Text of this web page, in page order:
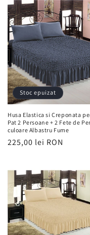
ț
i
e
:
Stoc epuizat
Husa Elastica si Creponata
Pat 2 Persoane + 2 Fete de
culoare Albastru Fume
Preț
225,00 lei RON